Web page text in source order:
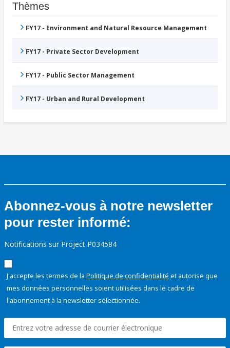
Thèmes
FY17 - Environment and Natural Resource Management
FY17 - Private Sector Development
FY17 - Public Sector Management
FY17 - Urban and Rural Development
Abonnez-vous à notre newsletter
pour rester informé:
Notifications sur Project P034584
J'accepte les termes de la Politique de confidentialité et autorise que
mes données personnelles soient utilisées dans le cadre de
l'abonnement à la newsletter sélectionnée.